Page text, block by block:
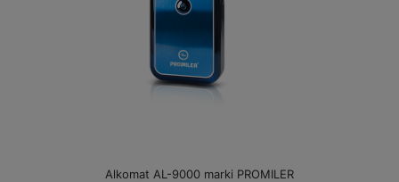
Alkomat AL-9000 marki PROMILER